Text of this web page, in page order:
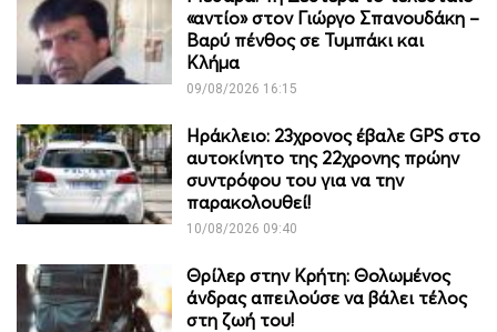
«αντίο» στον Γιώργο Σπανουδάκη –
Βαρύ πένθος σε Τυμπάκι και
Κλήμα
09/08/2026 16:15
Ηράκλειο: 23χρονος έβαλε GPS στο
αυτοκίνητο της 22χρονης πρώην
συντρόφου του για να την
παρακολουθεί!
10/08/2026 09:40
Θρίλερ στην Κρήτη: Θολωμένος
άνδρας απειλούσε να βάλει τέλος
στη ζωή του!